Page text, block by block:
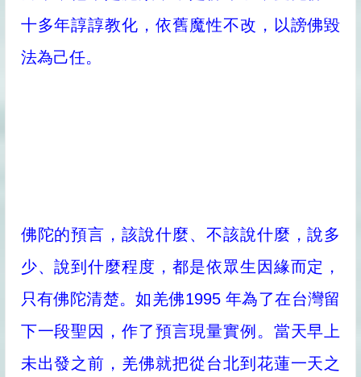
十多年諄諄教化，依舊魔性不改，以謗佛毀
法為己任。
佛陀的預言，該說什麼、不該說什麼，說多
少、說到什麼程度，都是依眾生因緣而定，
只有佛陀清楚。如羌佛1995 年為了在台灣留
下一段聖因，作了預言現量實例。當天早上
未出發之前，羌佛就把從台北到花蓮一天之